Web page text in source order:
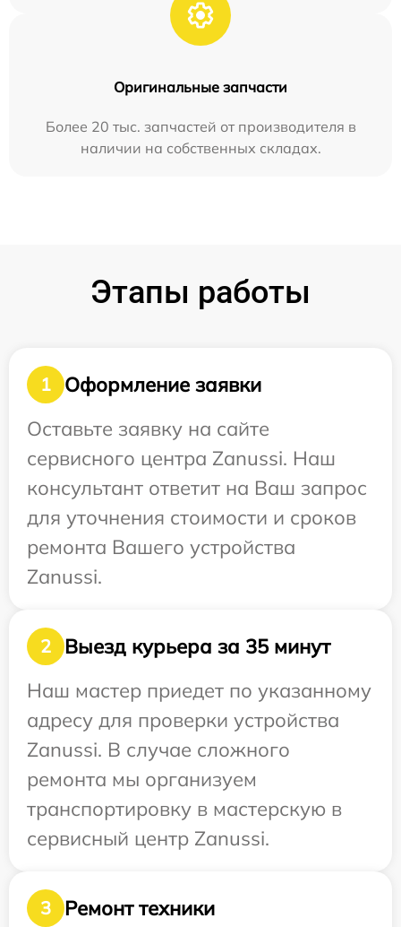
Оригинальные запчасти
Более 20 тыс. запчастей от производителя в
наличии на собственных складах.
Этапы работы
1
Оформление заявки
Оставьте заявку на сайте
сервисного центра Zanussi. Наш
консультант ответит на Ваш запрос
для уточнения стоимости и сроков
ремонта Вашего устройства
Zanussi.
2
Выезд курьера за 35 минут
Наш мастер приедет по указанному
адресу для проверки устройства
Zanussi. В случае сложного
ремонта мы организуем
транспортировку в мастерскую в
сервисный центр Zanussi.
3 Ремонт техники